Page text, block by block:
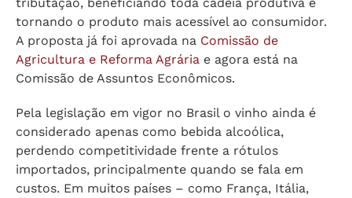
tornando o produto mais acessível ao consumidor.
A proposta já foi aprovada na Comissão de
Agricultura e Reforma Agrária e agora está na
Comissão de Assuntos Econômicos.
Pela legislação em vigor no Brasil o vinho ainda é
considerado apenas como bebida alcoólica,
perdendo competitividade frente a rótulos
importados, principalmente quando se fala em
custos. Em muitos países – como França, Itália,